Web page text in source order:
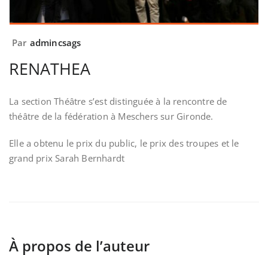
Par admincsags
RENATHEA
La section Théâtre s’est distinguée à la rencontre de
théâtre de la fédération à Meschers sur Gironde.
Elle a obtenu le prix du public, le prix des troupes et le
grand prix Sarah Bernhardt
À propos de l’auteur